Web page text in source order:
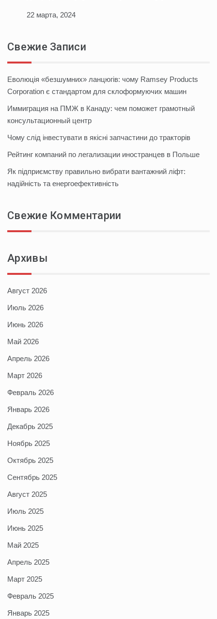
22 марта, 2024
Свежие Записи
Еволюція «безшумних» ланцюгів: чому Ramsey Products
Corporation є стандартом для склоформуючих машин
Иммиграция на ПМЖ в Канаду: чем поможет грамотный
консультационный центр
Чому слід інвестувати в якісні запчастини до тракторів
Рейтинг компаний по легализации иностранцев в Польше
Як підприємству правильно вибрати вантажний ліфт:
надійність та енергоефективність
Свежие Комментарии
Архивы
Август 2026
Июль 2026
Июнь 2026
Май 2026
Апрель 2026
Март 2026
Февраль 2026
Январь 2026
Декабрь 2025
Ноябрь 2025
Октябрь 2025
Сентябрь 2025
Август 2025
Июль 2025
Июнь 2025
Май 2025
Апрель 2025
Март 2025
Февраль 2025
Январь 2025